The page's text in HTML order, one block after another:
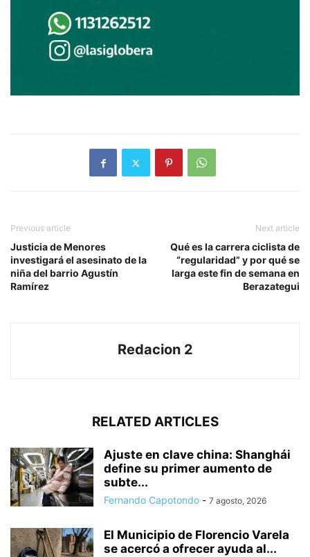
Previous article
Justicia de Menores
investigará el asesinato de la
niña del barrio Agustín
Ramírez
Next article
Qué es la carrera ciclista de
“regularidad” y por qué se
larga este fin de semana en
Berazategui
Redacion 2
RELATED ARTICLES
Ajuste en clave china: Shanghái
define su primer aumento de
subte...
Fernando Capotondo - 7 agosto, 2026
El Municipio de Florencio Varela
se acercó a ofrecer ayuda al...